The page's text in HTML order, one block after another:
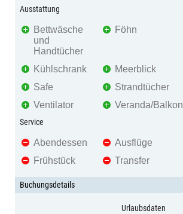
Ausstattung
Bettwäsche
und
Handtücher
Föhn
Kühlschrank Meerblick
Safe
Strandtücher
Ventilator
Veranda/Balkon
Service
Abendessen Ausflüge
Frühstück
Transfer
Buchungsdetails
Urlaubsdaten